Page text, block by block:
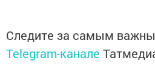
Следите за самым
Telegram-канале